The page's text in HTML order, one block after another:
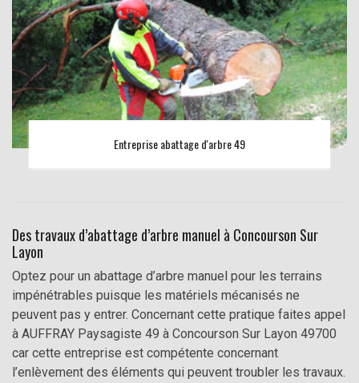
Entreprise abattage d'arbre 49
Des travaux d’abattage d’arbre manuel à Concourson Sur
Layon
Optez pour un abattage d’arbre manuel pour les terrains
impénétrables puisque les matériels mécanisés ne
peuvent pas y entrer. Concernant cette pratique faites appel
à AUFFRAY Paysagiste 49 à Concourson Sur Layon 49700
car cette entreprise est compétente concernant
l’enlèvement des éléments qui peuvent troubler les travaux.